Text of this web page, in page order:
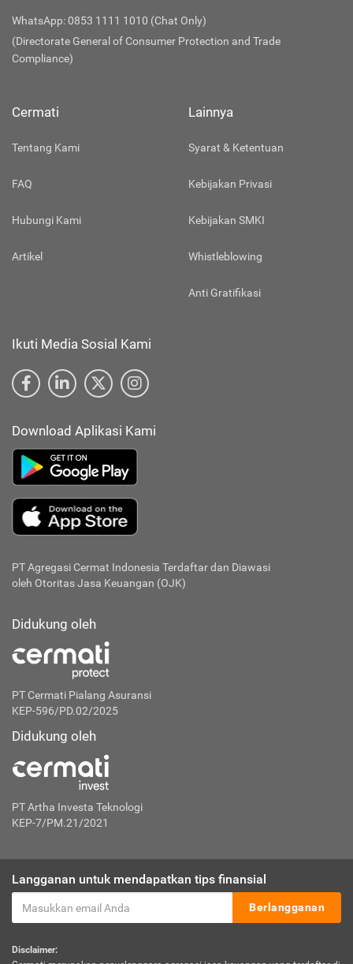
WhatsApp: 0853 1111 1010 (Chat Only)
(Directorate General of Consumer Protection and Trade
Compliance)
Cermati
Tentang Kami
FAQ
Hubungi Kami
Artikel
Lainnya
Syarat & Ketentuan
Kebijakan Privasi
Kebijakan SMKI
Whistleblowing
Anti Gratifikasi
Ikuti Media Sosial Kami
Download Aplikasi Kami
PT Agregasi Cermat Indonesia Terdaftar dan Diawasi
oleh Otoritas Jasa Keuangan (OJK)
Didukung oleh
PT Cermati Pialang Asuransi
KEP-596/PD.02/2025
Didukung oleh
PT Artha Investa Teknologi
KEP-7/PM.21/2021
Langganan untuk mendapatkan tips finansial
Berlangganan
Disclaimer: